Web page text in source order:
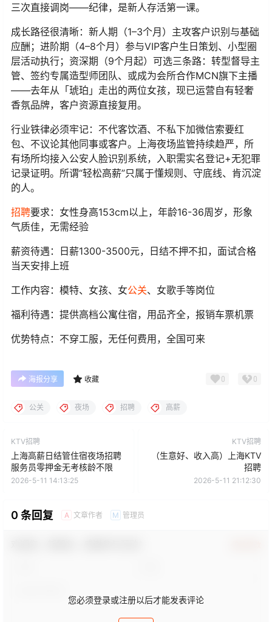
三次直接调岗——纪律，是新人存活第一课。
成长路径很清晰：新人期（1–3个月）主攻客户识别与基础
应酬；进阶期（4–8个月）参与VIP客户生日策划、小型圈
层活动执行；资深期（9个月起）可选三条路：转型督导主
管、签约专属造型师团队、或成为会所合作MCN旗下主播
——去年从「琥珀」走出的两位女孩，现已运营自有轻奢
香氛品牌，客户资源直接复用。
行业铁律必须牢记：不代客饮酒、不私下加微信索要红
包、不议论其他同事或客户。上海夜场监管持续趋严，所
有场所均接入公安人脸识别系统，入职需实名登记+无犯罪
记录证明。所谓“轻松高薪”只属于懂规则、守底线、肯沉淀
的人。
招聘要求：女性身高153cm以上，年龄16-36周岁，形象
气质佳，无需经验
薪资待遇：日薪1300-3500元，日结不押不扣，面试合格
当天安排上班
工作内容：模特、女孩、女公关、女歌手等岗位
福利待遇：提供高档公寓住宿，用品齐全，报销车票机票
优势特点：不穿工服，无任何费用，全国可来
海报分享 收藏 0 0
公关 夜场 招聘 高薪
KTV招聘
上海高薪日结管住宿夜场招聘
服务员零押金无考核龄不限
2026-5-11 14:13:25
KTV招聘
（生意好、收入高）上海KTV
招聘
2026-5-11 21:12:30
0 条回复 A 文章作者 M 管理员
您必须登录或注册以后才能发表评论